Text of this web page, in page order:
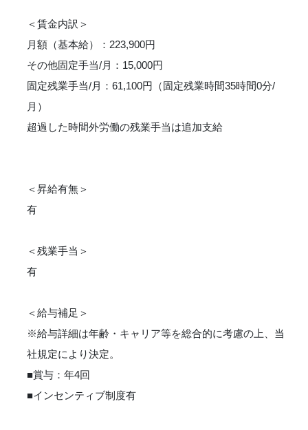
＜賃金内訳＞
月額（基本給）：223,900円
その他固定手当/月：15,000円
固定残業手当/月：61,100円（固定残業時間35時間0分/
月）
超過した時間外労働の残業手当は追加支給
＜昇給有無＞
有
＜残業手当＞
有
＜給与補足＞
※給与詳細は年齢・キャリア等を総合的に考慮の上、当
社規定により決定。
■賞与：年4回
■インセンティブ制度有